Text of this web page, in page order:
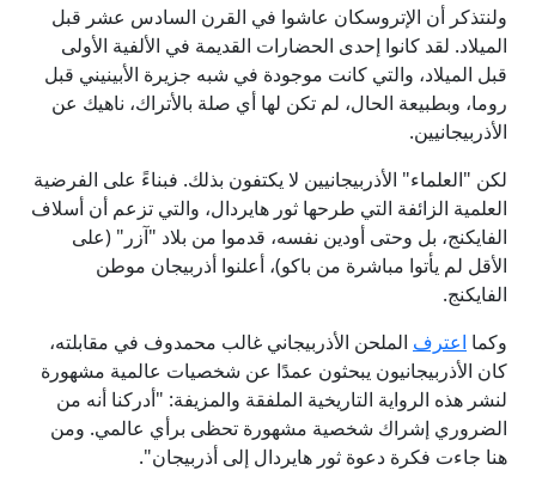
ولنتذكر أن الإتروسكان عاشوا في القرن السادس عشر قبل
الميلاد. لقد كانوا إحدى الحضارات القديمة في الألفية الأولى
قبل الميلاد، والتي كانت موجودة في شبه جزيرة الأبينيني قبل
روما، وبطبيعة الحال، لم تكن لها أي صلة بالأتراك، ناهيك عن
الأذربيجانيين.
لكن "العلماء" الأذربيجانيين لا يكتفون بذلك. فبناءً على الفرضية
العلمية الزائفة التي طرحها ثور هايردال، والتي تزعم أن أسلاف
الفايكنج، بل وحتى أودين نفسه، قدموا من بلاد "آزر" (على
الأقل لم يأتوا مباشرة من باكو)، أعلنوا أذربيجان موطن
الفايكنج.
وكما اعترف الملحن الأذربيجاني غالب محمدوف في مقابلته،
كان الأذربيجانيون يبحثون عمدًا عن شخصيات عالمية مشهورة
لنشر هذه الرواية التاريخية الملفقة والمزيفة: "أدركنا أنه من
الضروري إشراك شخصية مشهورة تحظى برأي عالمي. ومن
هنا جاءت فكرة دعوة ثور هايردال إلى أذربيجان".